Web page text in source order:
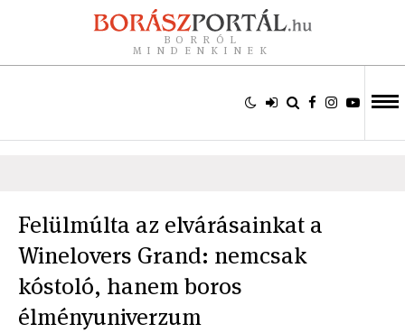
BORRÓL
MINDENKINEK
Felülmúlta az elvárásainkat a
Winelovers Grand: nemcsak
kóstoló, hanem boros
élményuniverzum